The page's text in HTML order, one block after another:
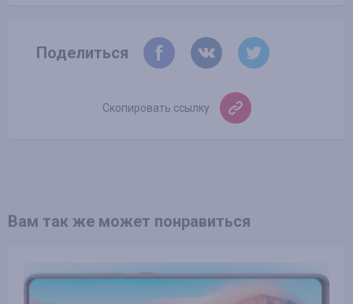
Поделиться
Скопировать ссылку
Вам так же может понравиться